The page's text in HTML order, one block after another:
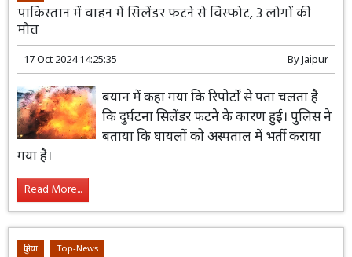
पाकिस्तान में वाहन में सिलेंडर फटने से विस्फोट, 3 लोगों की
मौत
17 Oct 2024 14:25:35 ByJaipur
बयान में कहा गया कि रिपोर्टों से पता चलता है
कि दुर्घटना सिलेंडर फटने के कारण हुई। पुलिस ने
बताया कि घायलों को अस्पताल में भर्ती कराया
गया है।
Read More...
दुनिया Top-News